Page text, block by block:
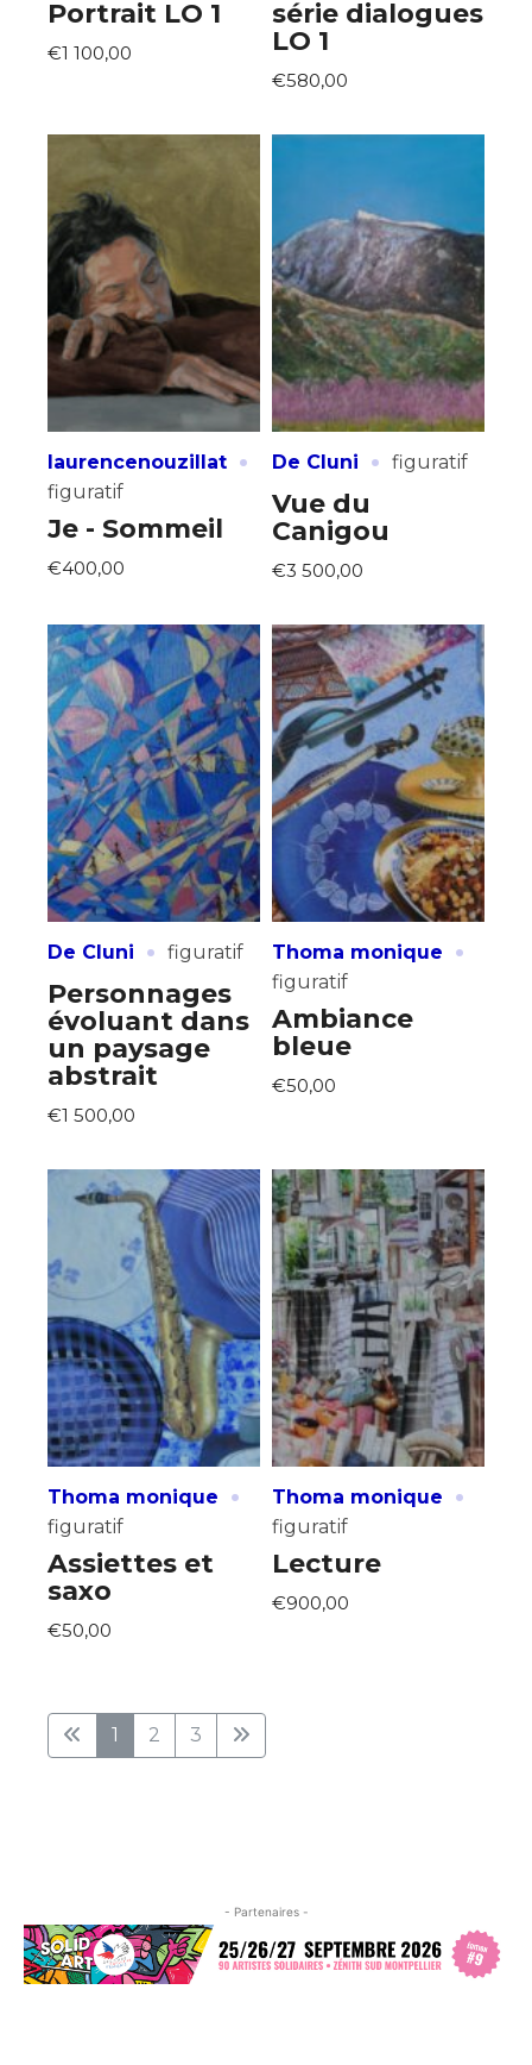
Portrait LO 1
€1 100,00
série dialogues
LO 1
€580,00
laurencenouzillat ·
figuratif
Je - Sommeil
€400,00
De Cluni · figuratif
Vue du
Canigou
€3 500,00
De Cluni · figuratif
Personnages
évoluant dans
un paysage
abstrait
€1 500,00
Thoma monique ·
figuratif
Ambiance
bleue
€50,00
Thoma monique ·
figuratif
Assiettes et
saxo
€50,00
Thoma monique ·
figuratif
Lecture
€900,00
1 2 3
- Partenaires -